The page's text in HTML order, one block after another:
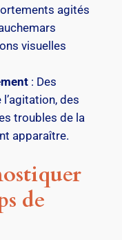
agités
visuelles
: Des
des
troubles de la
apparaître.
de